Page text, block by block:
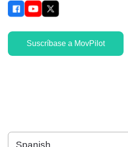
Suscríbase a MovPilot